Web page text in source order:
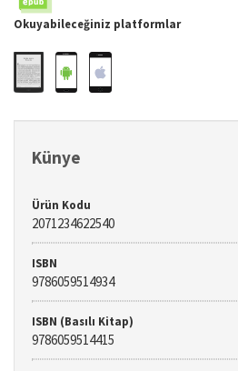
Okuyabileceğiniz platformlar
Künye
Ürün Kodu
2071234622540
ISBN
9786059514934
ISBN (Basılı Kitap)
9786059514415